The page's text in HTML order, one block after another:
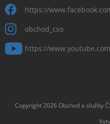
https://
obchod_cso
https://
Copyright 2026Obchod a služby